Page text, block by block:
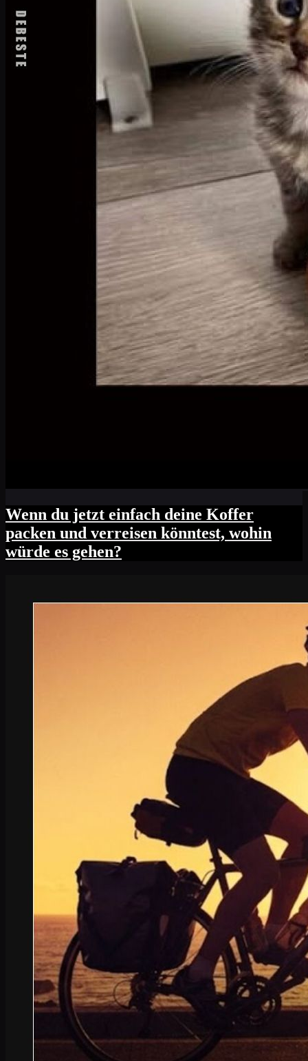
Wenn du jetzt einfach deine Koffer
packen und verreisen könntest, wohin
würde es gehen?